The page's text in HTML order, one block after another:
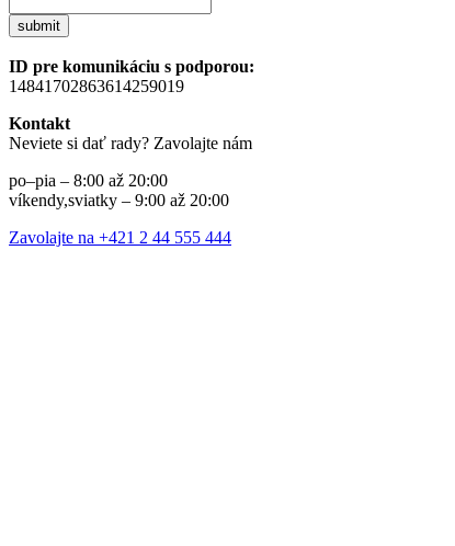
submit
ID pre komunikáciu s podporou:
14841702863614259019
Kontakt
Neviete si dať rady? Zavolajte nám
po–pia – 8:00 až 20:00
víkendy,sviatky – 9:00 až 20:00
Zavolajte na +421 2 44 555 444